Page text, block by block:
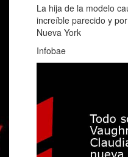
La hija de la modelo
increíble parecido y
Nueva York
Infobae